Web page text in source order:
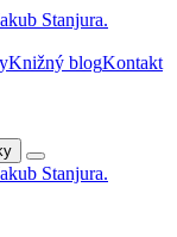
Knižný blogKontakt